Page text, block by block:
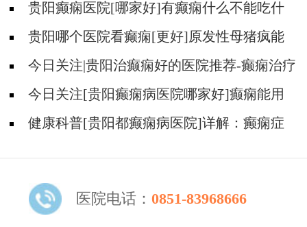
贵阳癫痫医院[哪家好]有癫痫什么不能吃什
么药?贵阳哪个医院看癫痫[更好]原发性母猪疯能
治好吗?
今日关注|贵阳治癫痫好的医院推荐-癫痫治疗
怎么能好?
今日关注[贵阳癫痫病医院哪家好]癫痫能用
中医治疗吗？
健康科普[贵阳都癫痫病医院]详解：癫痫症
医院电话： 0851-83968666